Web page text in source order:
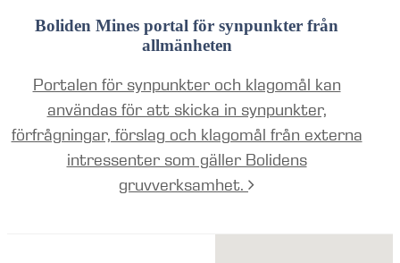
Boliden Mines portal för synpunkter från
allmänheten
Portalen för synpunkter och klagomål kan
användas för att skicka in synpunkter,
förfrågningar, förslag och klagomål från externa
intressenter som gäller Bolidens
gruvverksamhet.